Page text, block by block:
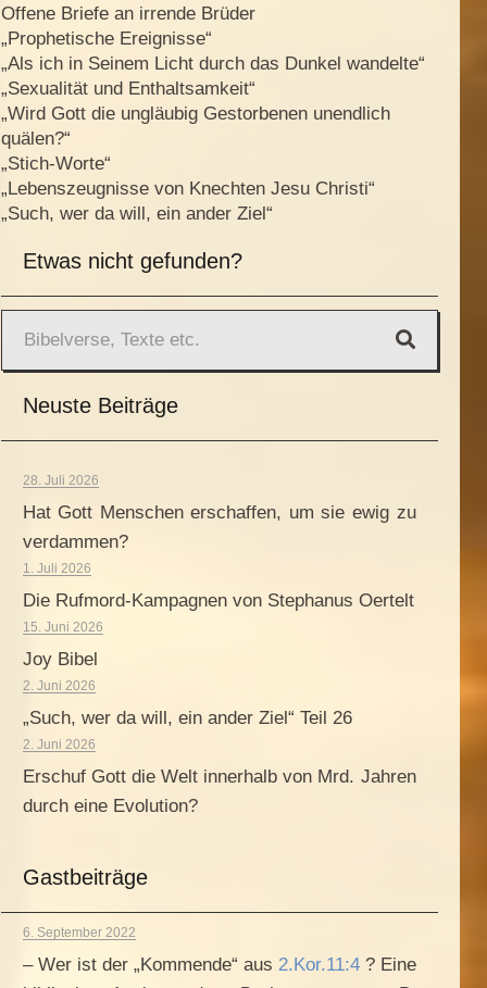
Offene Briefe an irrende Brüder
„Prophetische Ereignisse“
„Als ich in Seinem Licht durch das Dunkel wandelte“
„Sexualität und Enthaltsamkeit“
„Wird Gott die ungläubig Gestorbenen unendlich
quälen?“
„Stich-Worte“
„Lebenszeugnisse von Knechten Jesu Christi“
„Such, wer da will, ein ander Ziel“
Etwas nicht gefunden?
Neuste Beiträge
28. Juli 2026
Hat Gott Menschen erschaffen, um sie ewig zu
verdammen?
1. Juli 2026
Die Rufmord-Kampagnen von Stephanus Oertelt
15. Juni 2026
Joy Bibel
2. Juni 2026
„Such, wer da will, ein ander Ziel“ Teil 26
2. Juni 2026
Erschuf Gott die Welt innerhalb von Mrd. Jahren
durch eine Evolution?
Gastbeiträge
6. September 2022
– Wer ist der „Kommende“ aus 2.Kor.11:4? Eine